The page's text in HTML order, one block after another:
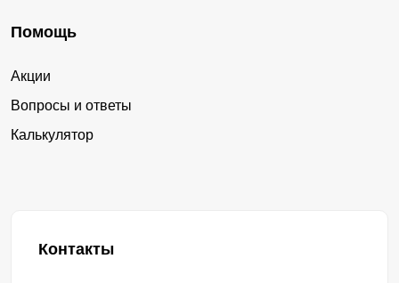
Помощь
Акции
Вопросы и ответы
Калькулятор
Контакты